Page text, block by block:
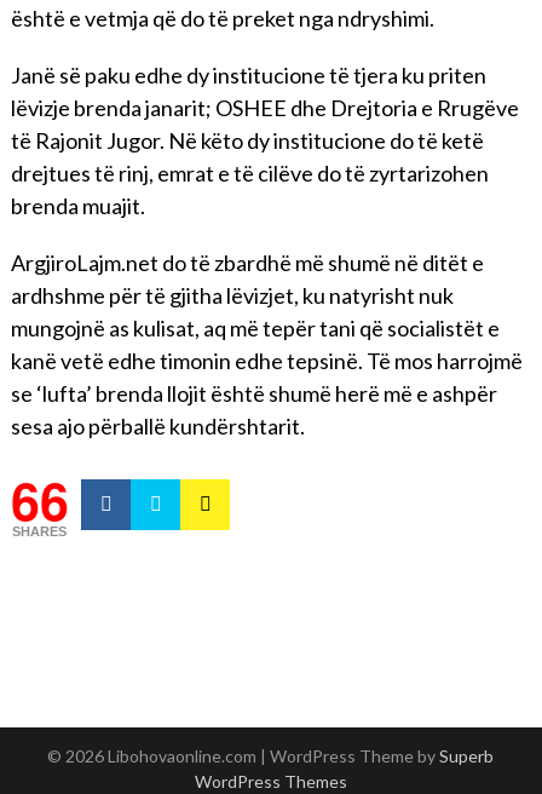
është e vetmja që do të preket nga ndryshimi.
Janë së paku edhe dy institucione të tjera ku priten
lëvizje brenda janarit; OSHEE dhe Drejtoria e Rrugëve
të Rajonit Jugor. Në këto dy institucione do të ketë
drejtues të rinj, emrat e të cilëve do të zyrtarizohen
brenda muajit.
ArgjiroLajm.net do të zbardhë më shumë në ditët e
ardhshme për të gjitha lëvizjet, ku natyrisht nuk
mungojnë as kulisat, aq më tepër tani që socialistët e
kanë vetë edhe timonin edhe tepsinë. Të mos harrojmë
se ‘lufta’ brenda llojit është shumë herë më e ashpër
sesa ajo përballë kundërshtarit.
66
SHARES
© 2026 Libohovaonline.com | WordPress Theme bySuperb
WordPress Themes